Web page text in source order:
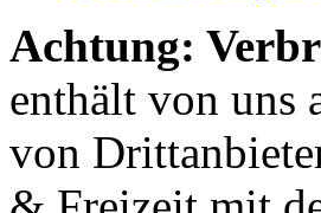
Achtung:
enthält von uns
von